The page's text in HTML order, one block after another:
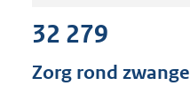
32 279
Zorg rond